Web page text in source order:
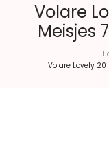
Volare
Meisjes
Volare Lovely 20